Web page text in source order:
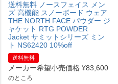
送料無料 ノースフェイス メン
ズ 高機能 スノーボード ウェア
THE NORTH FACE パウダー ジ
ャケット RTG POWDER
Jacket サミットシリーズ ミン
ト NS62420 10%off
送料無料
メーカー希望小売価格 ¥83,600
のところ